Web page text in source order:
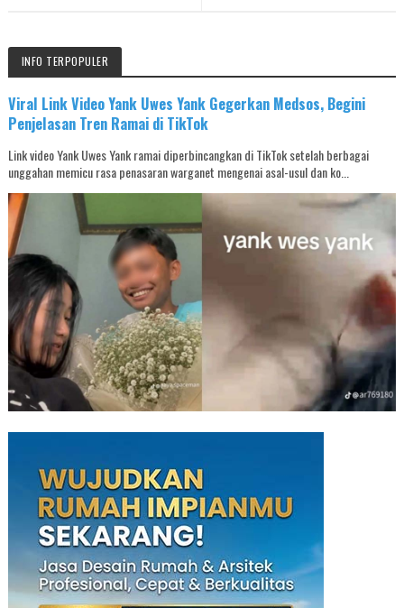
INFO TERPOPULER
Viral Link Video Yank Uwes Yank Gegerkan Medsos, Begini
Penjelasan Tren Ramai di TikTok
Link video Yank Uwes Yank ramai diperbincangkan di TikTok setelah berbagai
unggahan memicu rasa penasaran warganet mengenai asal-usul dan ko...